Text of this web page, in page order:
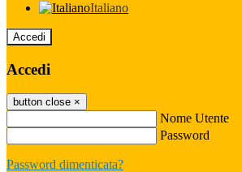
Italiano
Accedi
Accedi
button close ×
Nome Utente
Password
Password dimenticata?